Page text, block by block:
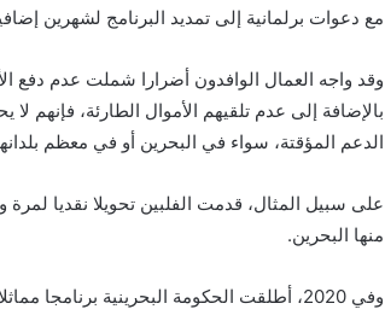
مع دعوات برلمانية إلى تمديد البرنامج لشهرين
وقد واجه العمال الوافدون أضرارا شملت عدم دفع
بالإضافة إلى عدم تلقيهم الأموال الطارئة،
الدعم المؤقتة، سواء في البحرين أو في معظم
منها البحرين.
وفي 2020، أطلقت الحكومة البحرينية